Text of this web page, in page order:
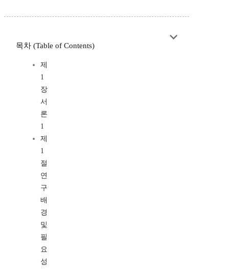
목차 (Table of Contents)
제
1
장
서
론
1
제
1
절
연
구
배
경
및
필
요
성